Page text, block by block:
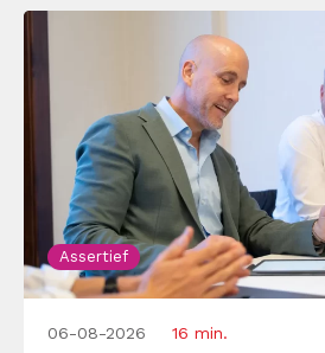
Assertief
06-08-2026 16 min.